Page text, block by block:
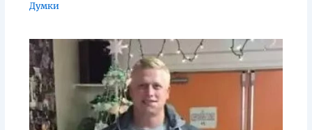
Думки